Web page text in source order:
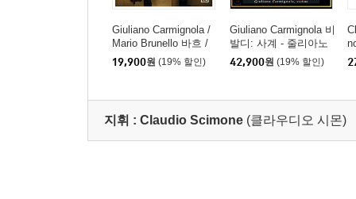
Giuliano Carmignola /
Mario Brunello 바흐 /
비발디: 2대의 바이올
린을 위한 협주곡 [바이
곡반]
19,900원 (19% 할인)
Giuliano Carmignola 비
발디: 사계 - 줄리아노
카르미뇰라 (Vivald: Th
e Four Seasons) [LP]
42,900원 (19% 할인)
지휘 : Claudio Scimone (클라우디오 시몬)